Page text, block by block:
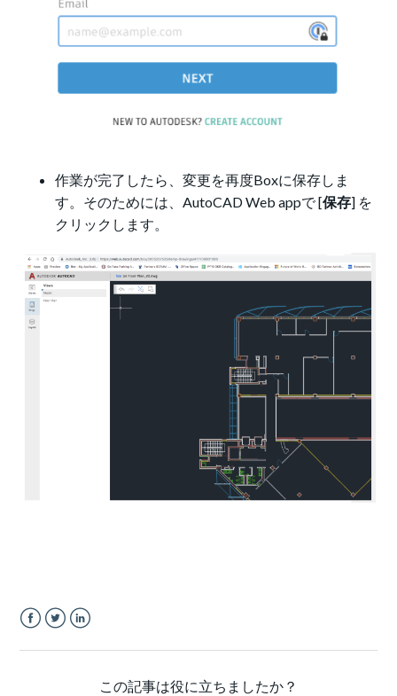
作業が完了したら、変更を再度Boxに保存しま
す。そのためには、AutoCAD Web appで [保存] を
クリックします。
この記事は役に立ちましたか？